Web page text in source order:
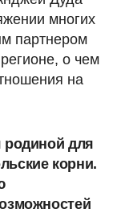
многих
партнером
о чем
на
родиной для
корни.